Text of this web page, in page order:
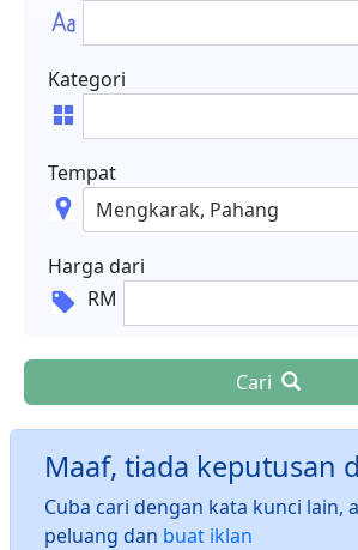
Kategori
Tempat
Mengkarak, Pahang
Harga dari
RM
Cari
Maaf, tiada keputusan
Cuba cari dengan kata kunci lain,
peluang dan buat iklan